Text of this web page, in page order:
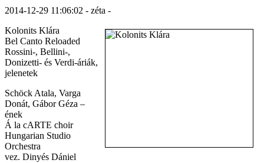
2014-12-29 11:06:02 - zéta -
Kolonits Klára
Bel Canto Reloaded
Rossini-, Bellini-,
Donizetti- és Verdi-áriák,
jelenetek
Schöck Atala, Varga
Donát, Gábor Géza –
ének
Á la cARTE choir
Hungarian Studio
Orchestra
vez. Dinyés Dániel